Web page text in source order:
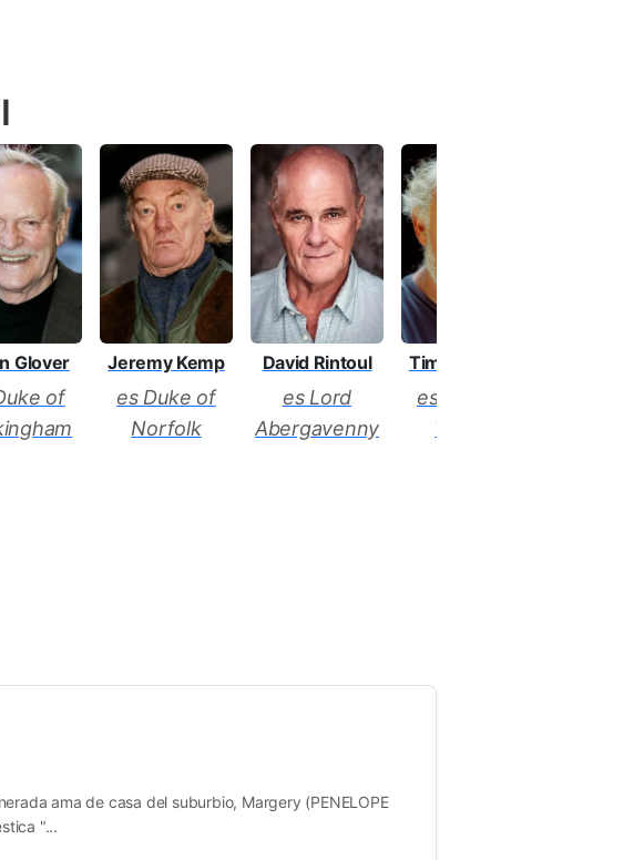
Glover
of
Jeremy Kemp
es Duke of
Norfolk
David Rintoul
es Lord
Abergavenny
Timothy West
es Cardinal
Wolsey
ama de casa del suburbio, Margery (PENELOPE
"...